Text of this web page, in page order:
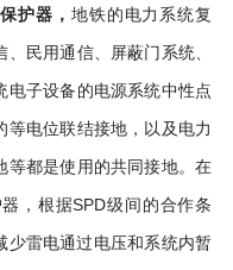
护器， 地铁的电力系统复
民用通信、屏蔽门系统、
子设备的电源系统中性点
电位联结接地，以及电力
等都是使用的共同接地。在
，根据SPD级间的合作条
少雷电通过电压和系统内暂